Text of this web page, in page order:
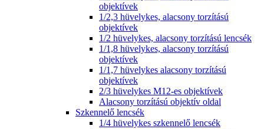
objektívek
1/2,3 hüvelykes, alacsony torzítású
objektívek
1/2 hüvelykes, alacsony torzítású lencsék
1/1,8 hüvelykes, alacsony torzítású
objektívek
1/1,7 hüvelykes alacsony torzítású
objektívek
2/3 hüvelykes M12-es objektívek
Alacsony torzítású objektív oldal
Szkennelő lencsék
1/4 hüvelykes szkennelő lencsék